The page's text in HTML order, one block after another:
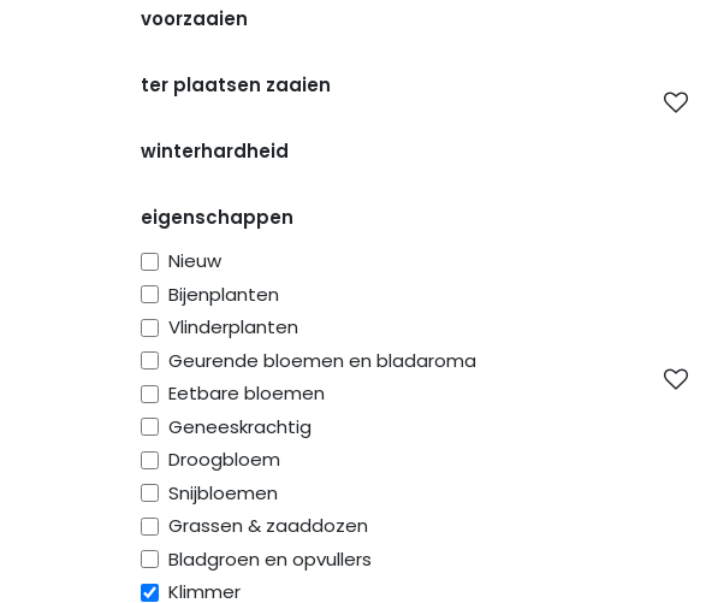
voorzaaien
ter plaatsen zaaien
winterhardheid
eigenschappen
Nieuw
Bijenplanten
Vlinderplanten
Geurende bloemen en bladaroma
Eetbare bloemen
Geneeskrachtig
Droogbloem
Snijbloemen
Grassen & zaaddozen
Bladgroen en opvullers
Klimmer